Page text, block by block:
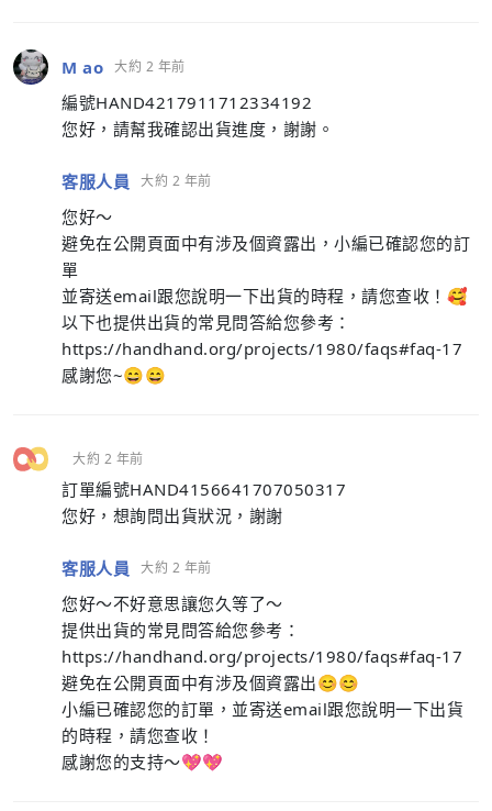
M ao 大約 2 年前
編號HAND4217911712334192
您好，請幫我確認出貨進度，謝謝。
客服人員 大約 2 年前
您好～
避免在公開頁面中有涉及個資露出，小編已確認您的訂
單
並寄送email跟您說明一下出貨的時程，請您查收！🥰
以下也提供出貨的常見問答給您參考：
https://handhand.org/projects/1980/faqs#faq-17
感謝您~😄😄
大約 2 年前
訂單編號HAND4156641707050317
您好，想詢問出貨狀況，謝謝
客服人員 大約 2 年前
您好～不好意思讓您久等了～
提供出貨的常見問答給您參考：
https://handhand.org/projects/1980/faqs#faq-17
避免在公開頁面中有涉及個資露出😊😊
小編已確認您的訂單，並寄送email跟您說明一下出貨
的時程，請您查收！
感謝您的支持～💖💖